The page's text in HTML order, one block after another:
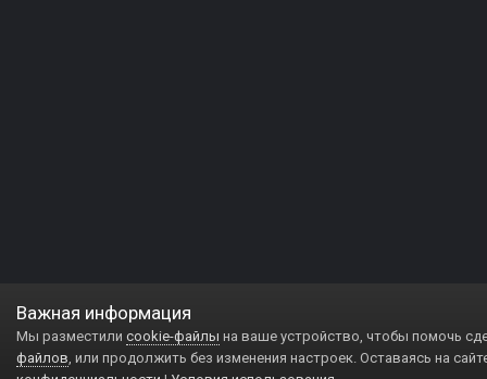
Важная информация
Мы разместили cookie-файлы на ваше устройство, чтобы помочь
файлов, или продолжить без изменения настроек. Оставаясь на